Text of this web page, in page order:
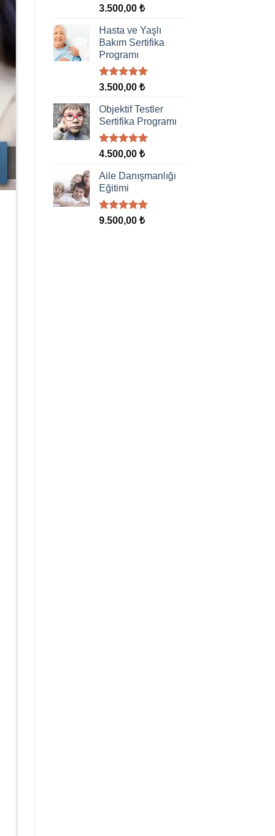
5 üzerinden
oy
aldı
3.500,00 ₺
Hasta ve Yaşlı
Bakım Sertifika
Programı
5 üzerinden
oy
aldı
3.500,00 ₺
Objektif Testler
Sertifika Programı
5 üzerinden
oy
aldı
4.500,00 ₺
Aile Danışmanlığı
Eğitimi
5 üzerinden
oy
9.500,00 ₺